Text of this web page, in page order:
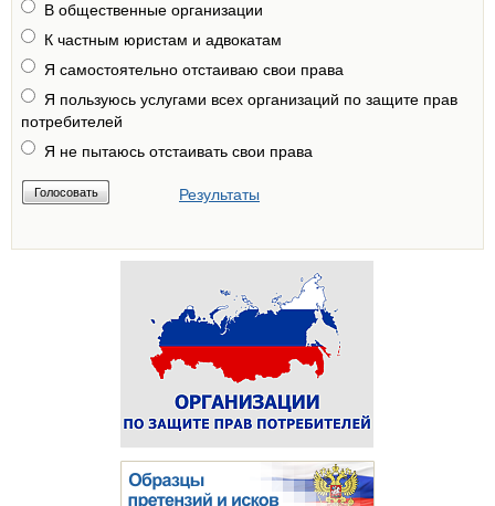
В общественные организации
К частным юристам и адвокатам
Я самостоятельно отстаиваю свои права
Я пользуюсь услугами всех организаций по защите прав
потребителей
Я не пытаюсь отстаивать свои права
Результаты